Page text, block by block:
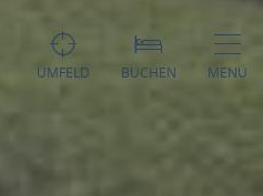
UMFELD BUCHEN MENÜ